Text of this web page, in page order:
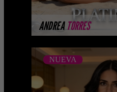
ANDREA TORRES
MÁS
NUEVA
SARA OCAMPO -
CATALOGO PLATINO